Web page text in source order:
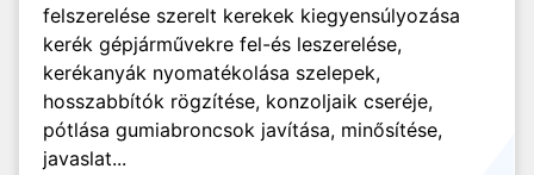
felszerelése szerelt kerekek kiegyensúlyozása
kerék gépjárművekre fel-és leszerelése,
kerékanyák nyomatékolása szelepek,
hosszabbítók rögzítése, konzoljaik cseréje,
pótlása gumiabroncsok javítása, minősítése,
javaslat...